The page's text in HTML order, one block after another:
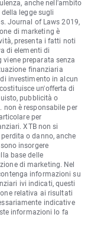
anche nell'ambito
legge sugli
Journal of Laws 2019,
di marketing è
presenta i fatti noti
di elementi di
preparata senza
finanziaria
investimento in alcun
un'offerta di
pubblicità o
è responsabile per
per
XTB non si
o danno, anche
insorgere
base delle
di marketing. Nel
informazioni su
ivi indicati, questi
relativa ai risultati
indicative
informazioni lo fa